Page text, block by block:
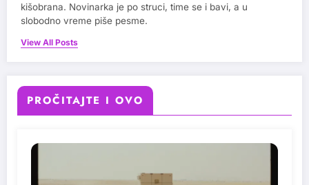
kišobrana. Novinarka je po struci, time se i bavi, a u
slobodno vreme piše pesme.
View All Posts
PROČITAJTE I OVO